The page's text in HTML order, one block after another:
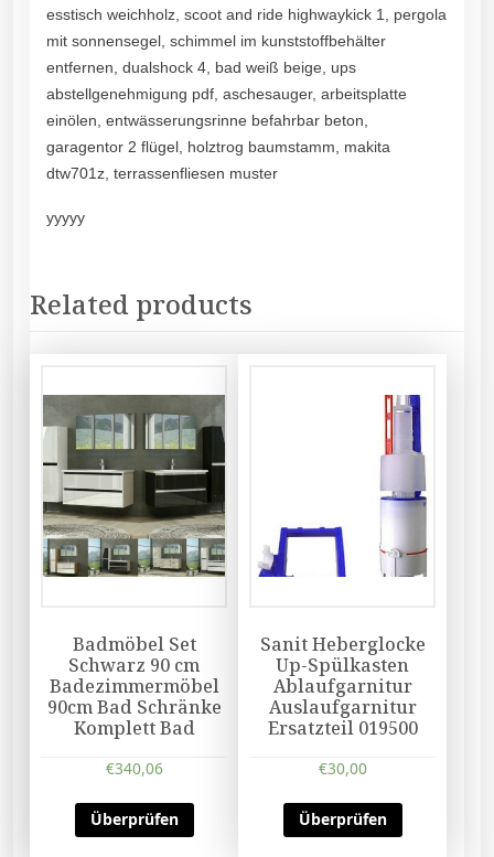
esstisch weichholz, scoot and ride highwaykick 1, pergola
mit sonnensegel, schimmel im kunststoffbehälter
entfernen, dualshock 4, bad weiß beige, ups
abstellgenehmigung pdf, aschesauger, arbeitsplatte
einölen, entwässerungsrinne befahrbar beton,
garagentor 2 flügel, holztrog baumstamm, makita
dtw701z, terrassenfliesen muster
yyyyy
Related products
Badmöbel Set
Schwarz 90 cm
Badezimmermöbel
90cm Bad Schränke
Komplett Bad
€340,06
Überprüfen
Sanit Heberglocke
Up-Spülkasten
Ablaufgarnitur
Auslaufgarnitur
Ersatzteil 019500
€30,00
Überprüfen